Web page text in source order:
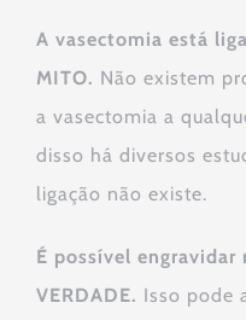
A vasectomia está
MITO. Não existem
a vasectomia a
disso há diversos
ligação não existe.
É possível engravidar
VERDADE. Isso pode